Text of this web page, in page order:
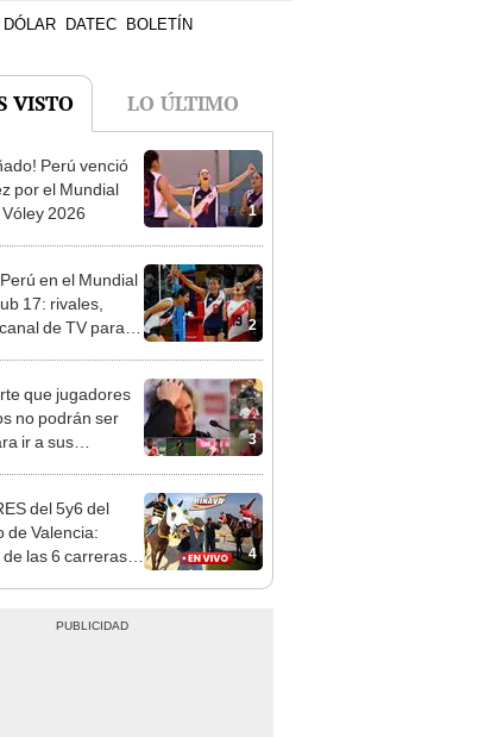
DÓLAR DATEC BOLETÍN
VISTO LO ÚLTIMO
1
Perú venció
por el Mundial
2026
2
en el Mundial
17: rivales,
de TV para
3
que jugadores
no podrán ser
ir a sus
4
del 5y6 del
de Valencia:
las 6 carreras